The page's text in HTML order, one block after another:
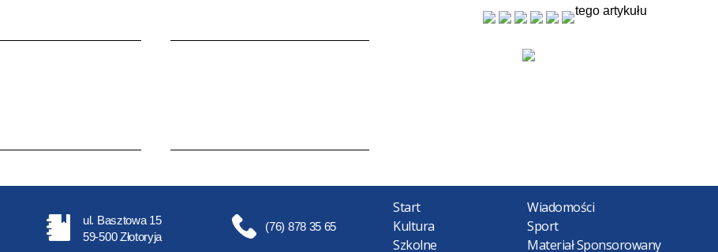
tego artykułu
ul. Basztowa 15
59-500 Złotoryja
(76) 878 35 65
Start
Wiadomości
Kultura
Sport
Szkolne
Materiał Sponsorowany